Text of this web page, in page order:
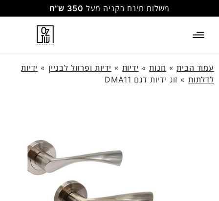
משלוח חינם בקניה מעל 350 ש”ח
עמוד הבית» חנות» ידיות » ידיות ופרזול לבניין » ידיות
לדלתות » זוג ידיות דגם DMA11